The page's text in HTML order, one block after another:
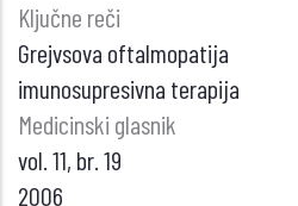
Ključne reči
Grejvsova oftalmopatija
imunosupresivna terapija
Medicinski glasnik
vol. 11, br. 19
2006